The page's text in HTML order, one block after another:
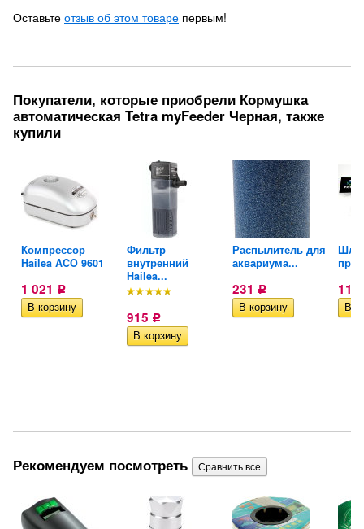
Оставьте отзыв об этом товаре первым!
Покупатели, которые приобрели Кормушка
автоматическая Tetra myFeeder Черная, также
купили
Компрессор
Hailea ACO 9601
1 021 Р
Фильтр
внутренний
Hailea...
915 Р
Распылитель для
аквариума...
231 Р 117
Рекомендуем посмотреть